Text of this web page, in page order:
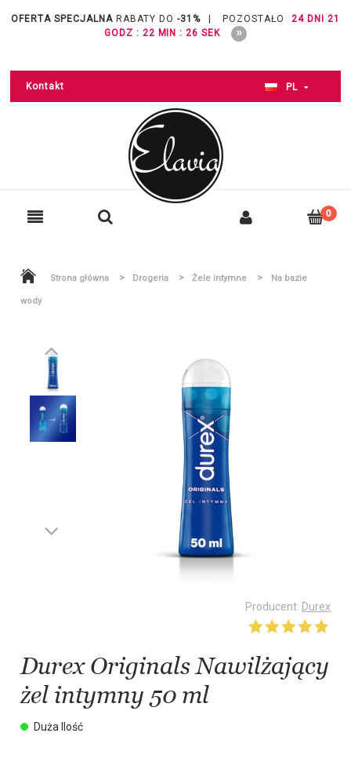
OFERTA SPECJALNA RABATY DO -31% POZOSTAŁO
24 DNI 21
GODZ : 22 MIN : 26 SEK
Kontakt PL
Strona główna > Drogeria > Żele intymne > Na bazie
wody
Producent: Durex
Durex Originals Nawilżający
żel intymny 50 ml
Duża Ilość